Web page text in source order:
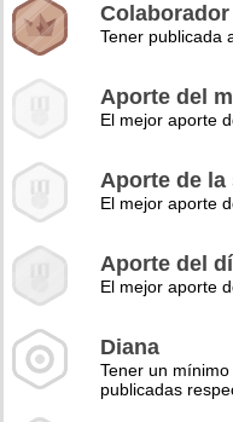
Tener publicada
Aporte del
El mejor aporte
Aporte de la
El mejor aporte
Aporte del
El mejor aporte
Diana
Tener un
publicadas